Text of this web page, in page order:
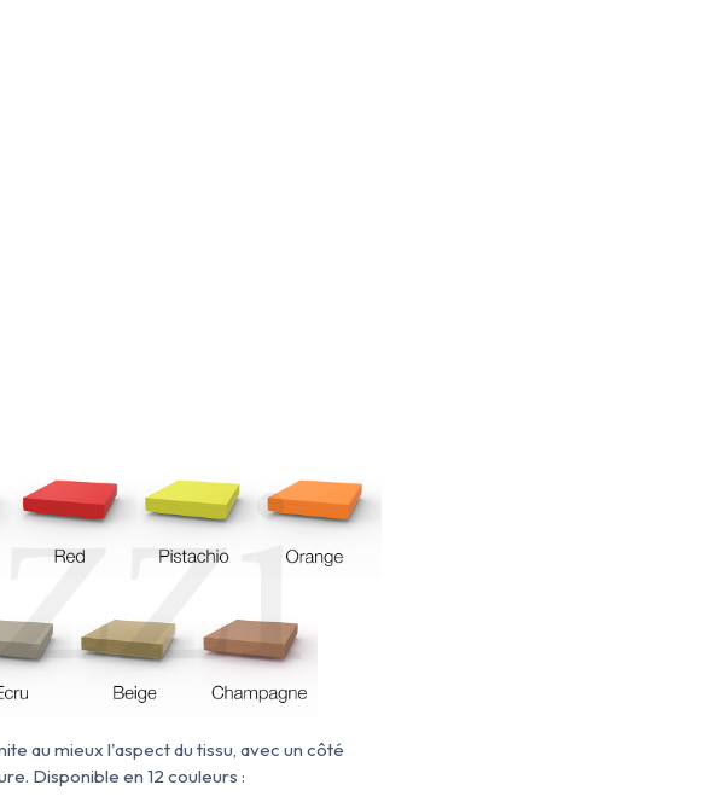
au mieux l'aspect du tissu, avec un côté
Disponible en 12 couleurs :